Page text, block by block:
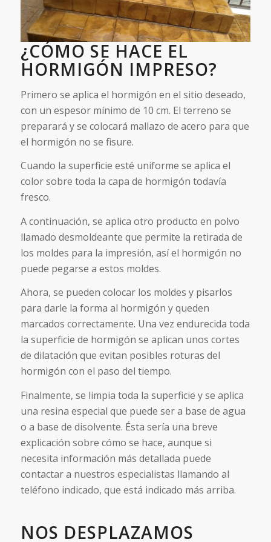
¿CÓMO SE HACE EL
HORMIGÓN IMPRESO?
Primero se aplica el hormigón en el sitio deseado,
con un espesor mínimo de 10 cm. El terreno se
preparará y se colocará mallazo de acero para que
el hormigón no se fisure.
Cuando la superficie esté uniforme se aplica el
color sobre toda la capa de hormigón todavía
fresco.
A continuación, se aplica otro producto en polvo
llamado desmoldeante que permite la retirada de
los moldes para la impresión, así el hormigón no
puede pegarse a estos moldes.
Ahora, se pueden colocar los moldes y pisarlos
para darle la forma al hormigón y queden
marcados correctamente. Una vez endurecida toda
la superficie de hormigón se aplican unos cortes
de dilatación que evitan posibles roturas del
hormigón con el paso del tiempo.
Finalmente, se limpia toda la superficie y se aplica
una resina especial que puede ser a base de agua
o a base de disolvente. Ésta sería una breve
explicación sobre cómo se hace, aunque si
necesita información más detallada puede
contactar a nuestros especialistas llamando al
teléfono indicado, que está indicado más arriba.
NOS DESPLAZAMOS